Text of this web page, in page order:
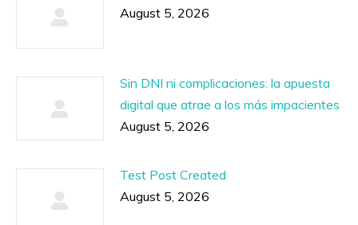
August 5, 2026
Sin DNI ni complicaciones: la apuesta
digital que atrae a los más impacientes
August 5, 2026
Test Post Created
August 5, 2026